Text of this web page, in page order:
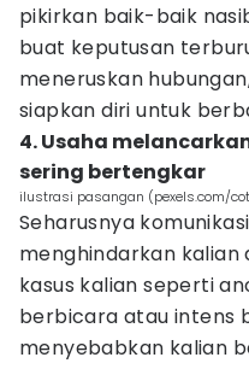
pikirkan baik-baik
buat keputusan
meneruskan
siapkan diri untuk
4. Usaha
sering bertengkar
ilustrasi pasangan (pexels.com/
Seharusnya
menghindarkan kalian
kasus kalian seperti
berbicara atau intens
menyebabkan kalian